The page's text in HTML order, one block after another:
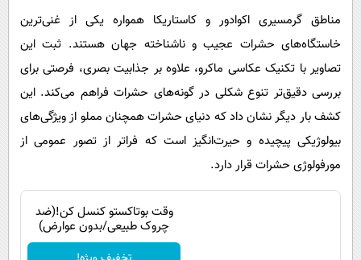
مناطق گرمسیری اکوادور و کاستاریکا همواره یکی از غنی‌ترین
خاستگاه‌های حشرات عجیب و ناشناخته جهان هستند. ثبت این
تصاویر با تکنیک عکاسی ماکرو، علاوه بر جذابیت بصری، فرصتی برای
بررسی دقیق‌تر تنوع شکلی در گونه‌های حشرات فراهم می‌کند. این
کشف بار دیگر نشان داد که دنیای حشرات همچنان مملو از ویژگی‌های
بیولوژیکی پیچیده و حیرت‌انگیز است که فراتر از تصور عمومی از
مورفولوژی حشرات قرار دارد.
وقت بوتاکستو کنسل کن!(ضد
چروک طبیعی/بدون عوارض)